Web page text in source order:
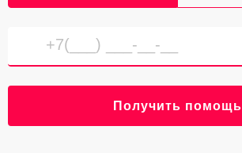
Получить помощь